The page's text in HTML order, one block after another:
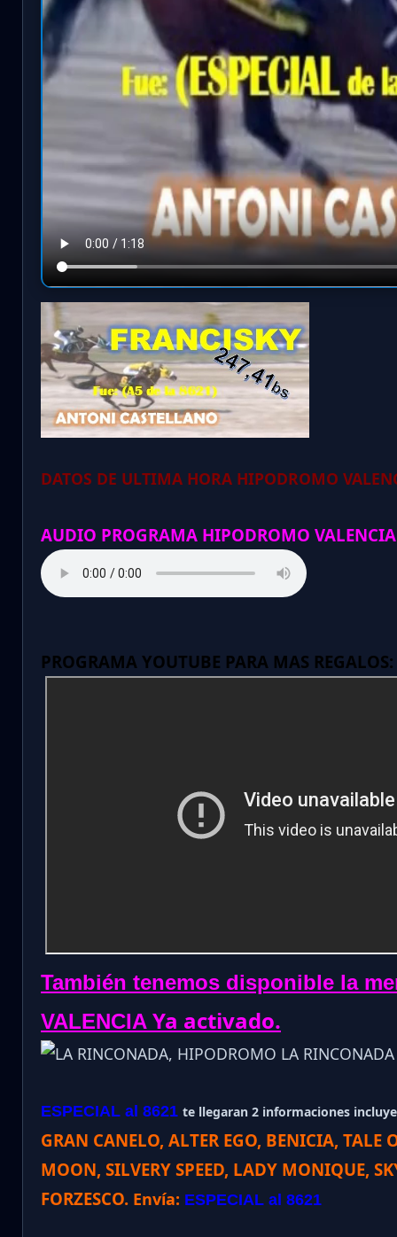
DATOS DE ULTIMA HORA HIPODROMO
AUDIO PROGRAMA HIPODROMO
PROGRAMA YOUTUBE PARA MAS REGALOS:
También tenemos disponible la
VALENCIA Ya activado.
ESPECIAL al 8621 te llegaran 2 informaciones
GRAN CANELO, ALTER EGO, BENICIA, TALE
MOON, SILVERY SPEED, LADY MONIQUE,
FORZESCO. Envía: ESPECIAL al 8621